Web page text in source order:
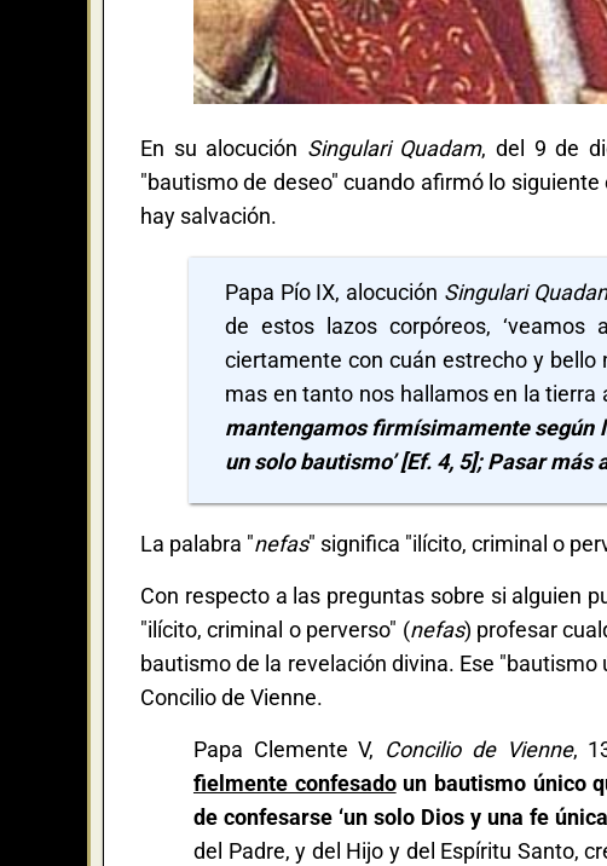
En su alocución Singulari Quadam, del 9 de
"bautismo de deseo" cuando afirmó lo
hay salvación.
Papa Pío IX, alocución Singulari
de estos lazos corpóreos,
ciertamente con cuán estrecho y bello
mas en tanto nos hallamos en la
mantengamos firmísimamente según
un solo bautismo’ [Ef. 4, 5]; Pasar
La palabra "nefas" significa "ilícito, criminal o
Con respecto a las preguntas sobre si alguien
"ilícito, criminal o perverso" (nefas) profesar
bautismo de la revelación divina. Ese
Concilio de Vienne.
Papa Clemente V, Concilio de Vienne,
fielmente confesado un bautismo único
de confesarse ‘un solo Dios y una fe
del Padre, y del Hijo y del Espíritu Santo,